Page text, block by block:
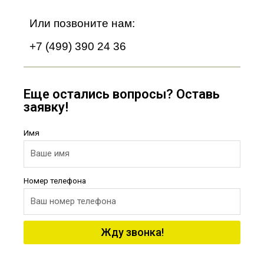
Или позвоните нам:
+7 (499) 390 24 36
Еще остались вопросы? Оставь
заявку!
Имя
Номер телефона
Жду звонка!